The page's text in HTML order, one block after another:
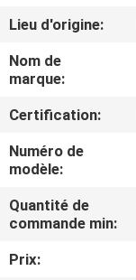
SUJET
DE
NOUS
VISITE
D'USINE
CONTRÔLE
DE
Lieu d'origine:
Nom de
marque:
Certification:
Numéro de
modèle:
Quantité de
commande min:
Prix: